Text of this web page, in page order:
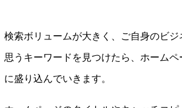
検索ボリュームが大きく、ご自身のビジ
思うキーワードを見つけたら、ホーム
に盛り込んでいきます。